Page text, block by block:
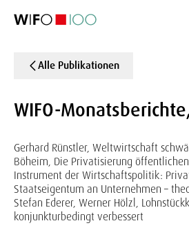
Alle Publikationen
WIFO-
Gerhard Rünstler, Weltwirtschaft
Böheim, Die Privatisierung
Instrument der Wirtschaftspolitik:
Staatseigentum an Unternehmen –
Stefan Ederer, Werner Hölzl,
konjunkturbedingt verbessert